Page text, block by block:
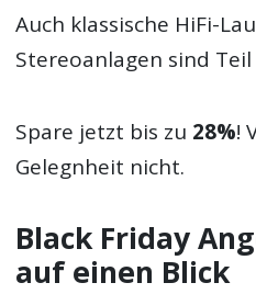
Auch klassische HiFi-
Stereoanlagen sind
Spare jetzt bis zu 28%!
Gelegnheit nicht.
Black Friday
auf einen Blick